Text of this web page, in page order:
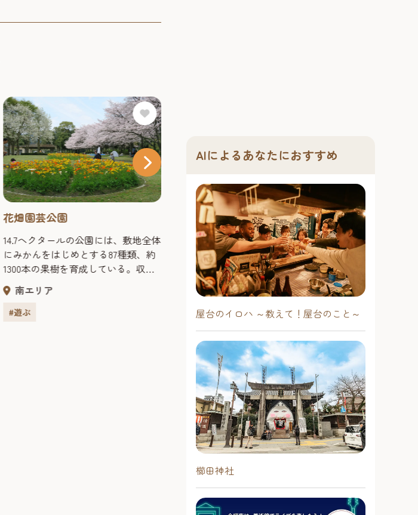
花畑園芸公園
14.7ヘクタールの公園には、敷地全体
にみかんをはじめとする87種類、約
1300本の果樹を育成している。収穫
される果物は園内で販売も行ってい
る。また、園芸相談や園芸講座など
も行われており、市民の憩いの場と
南エリア
#遊ぶ
割烹御宿ふく処 油山山荘
（株）
養殖と天然の虎フクを扱う店。ミ
シュランで２つ星を獲得した名店で
す。女将の実家が抑橋連合市場のた
め、毎朝直送の丸々とした虎フクが
活きたまま届き、店内の生け簀を
雄々と泳いでいます。白子も大き
店も400坪あり、どの部屋からも庭園
が眺めます。岩風呂もあるので、
ゆっくり個室で堪能できます。 宿泊
の方はもちろん、日帰りでお食事だ
けの方でもご利用できます。広い個
室でくつろぎ、庭園を流れる水の音
を聞きながら、お料理を堪能できま
す。 貸切り岩風呂（予約制）お一人
様500円。また、お食事の部屋は、本
館と別に離れ（一室3,000円）で貸り
る事もできます。都会の雑踏を離
れ、くつろげる空間がここにはあり
南エリア
#泊まる
油山観音（正
臨済宗東福寺
元東油山の座
基。東油山は
法域。天正年間
に遭い全山炎上
では油山観音
坐像は国指定
いる。晩秋頃
紅葉が美しいと
南エリア
#観る
AIによるあなたにおすすめ
屋台のイロハ ～教えて！屋台のこと～
櫛田神社